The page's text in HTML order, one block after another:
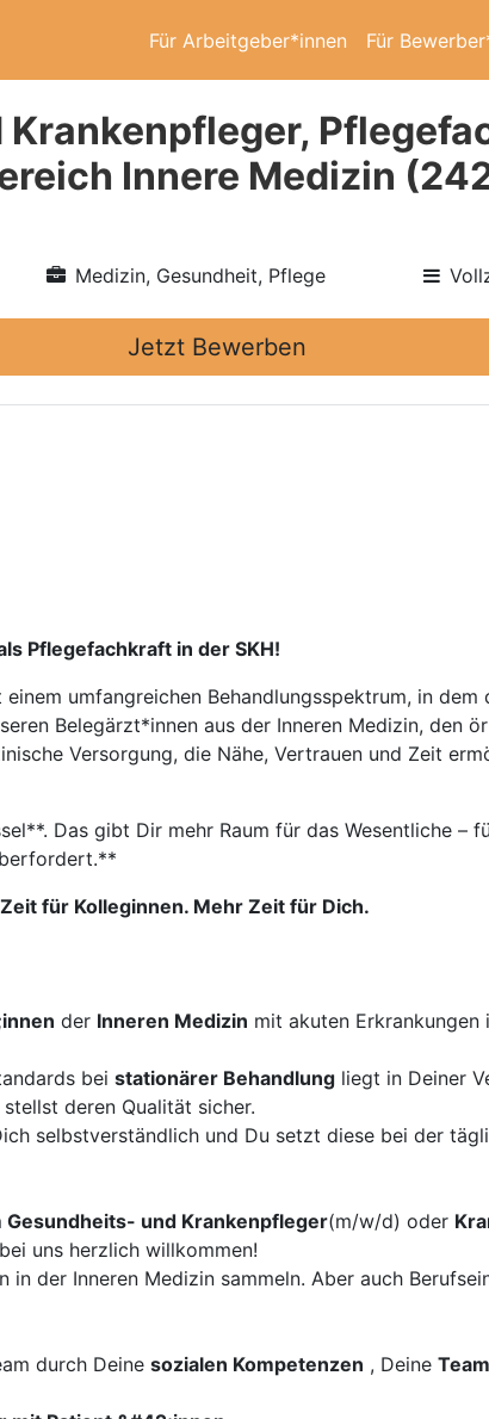
Für Arbeitgeber*innen Für
Innere Medizin
Medizin, Gesundheit, Pflege
Jetzt Bewerben
Pflegefachkraft in der SKH!
umfangreichen Behandlungsspektrum, in dem
Belegärzt*innen aus der Inneren Medizin, den
Versorgung, die Nähe, Vertrauen und Zeit
Das gibt Dir mehr Raum für das Wesentliche –
für Kolleginnen. Mehr Zeit für Dich.
der Inneren Medizin mit akuten Erkrankungen
bei stationärer Behandlung liegt in Deiner
deren Qualität sicher.
selbstverständlich und Du setzt diese bei der
und Krankenpfleger(m/w/d) oder
uns herzlich willkommen!
der Inneren Medizin sammeln. Aber auch
durch Deine sozialen Kompetenzen , Deine